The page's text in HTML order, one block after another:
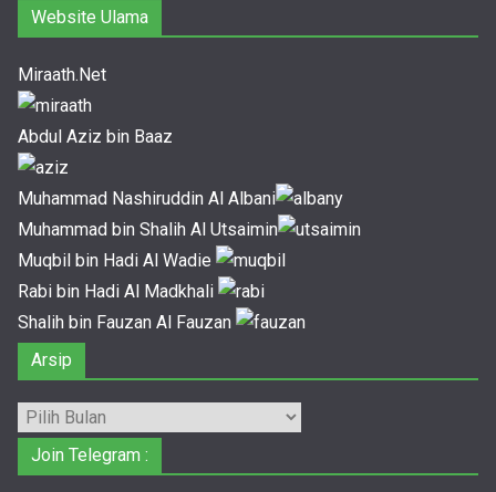
Website Ulama
Miraath.Net
Abdul Aziz bin Baaz
Muhammad Nashiruddin Al Albani
Muhammad bin Shalih Al Utsaimin
Muqbil bin Hadi Al Wadie
Rabi bin Hadi Al Madkhali
Shalih bin Fauzan Al Fauzan
Arsip
Arsip
Join Telegram :